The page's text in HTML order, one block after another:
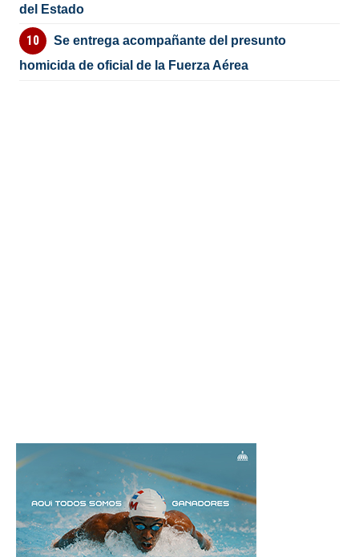
del Estado
Se entrega acompañante del presunto
homicida de oficial de la Fuerza Aérea